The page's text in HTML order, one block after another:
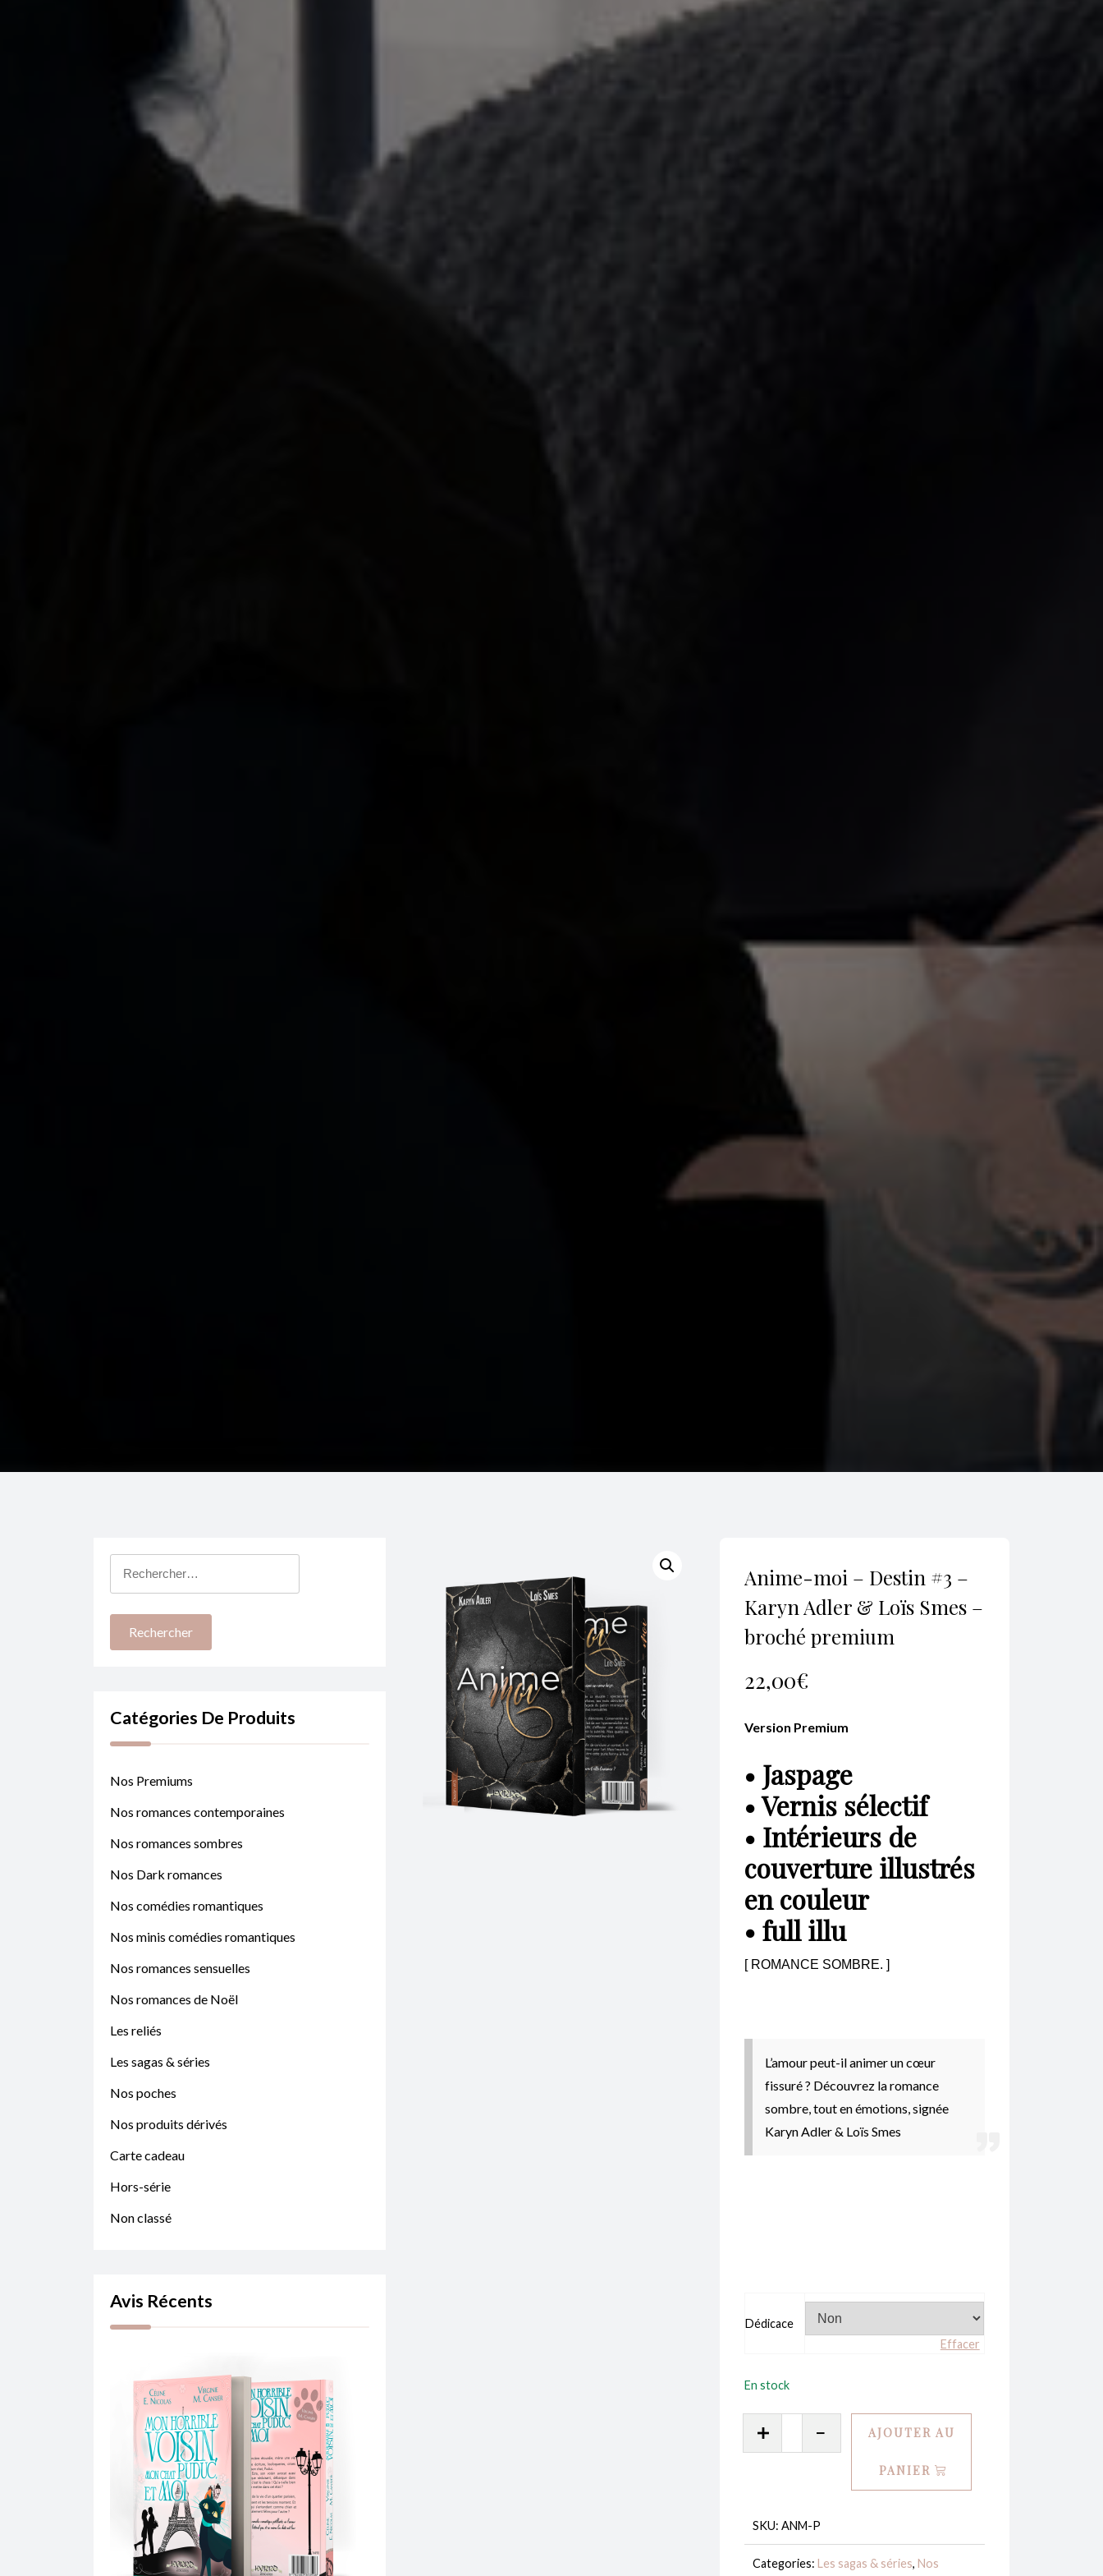
Anime-moi – Destin #3 –
Karyn Adler & Loïs Smes –
broché premium
22,00€
Version Premium
• Jaspage
• Vernis sélectif
• Intérieurs de
couverture illustrés
en couleur
• full illu
[ ROMANCE SOMBRE. ]
L’amour peut-il animer un cœur
fissuré ? Découvrez la romance
sombre, tout en émotions, signée
Karyn Adler & Loïs Smes
Dédicace
Effacer
En stock
#3
AJOUTER AU
PANIER
SKU: ANM-P
Categories: Les sagas & séries, Nos
Catégories De Produits
Nos Premiums
Nos romances contemporaines
Nos romances sombres
Nos Dark romances
Nos comédies romantiques
Nos minis comédies romantiques
Nos romances sensuelles
Nos romances de Noël
Les reliés
Les sagas & séries
Nos poches
Nos produits dérivés
Carte cadeau
Hors-série
Non classé
Avis Récents